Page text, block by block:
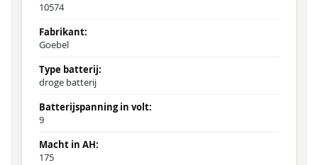
10574
Goebel
droge batterij
9
175